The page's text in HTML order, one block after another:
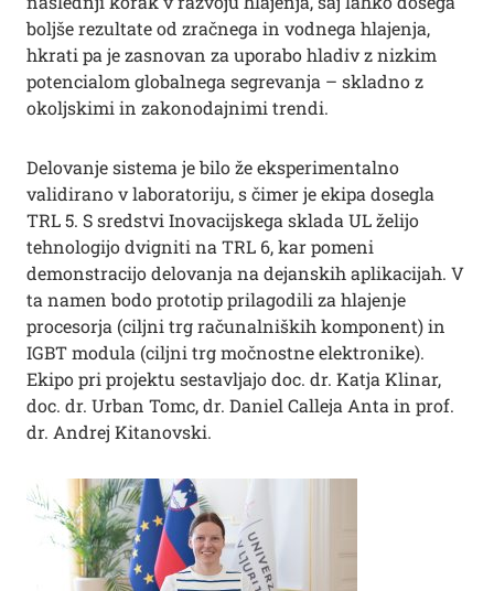
boljše rezultate od zračnega in vodnega hlajenja,
hkrati pa je zasnovan za uporabo hladiv z nizkim
potencialom globalnega segrevanja – skladno z
okoljskimi in zakonodajnimi trendi.
Delovanje sistema je bilo že eksperimentalno
validirano v laboratoriju, s čimer je ekipa dosegla
TRL 5. S sredstvi Inovacijskega sklada UL želijo
tehnologijo dvigniti na TRL 6, kar pomeni
demonstracijo delovanja na dejanskih aplikacijah. V
ta namen bodo prototip prilagodili za hlajenje
procesorja (ciljni trg računalniških komponent) in
IGBT modula (ciljni trg močnostne elektronike).
Ekipo pri projektu sestavljajo doc. dr. Katja Klinar,
doc. dr. Urban Tomc, dr. Daniel Calleja Anta in prof.
dr. Andrej Kitanovski.